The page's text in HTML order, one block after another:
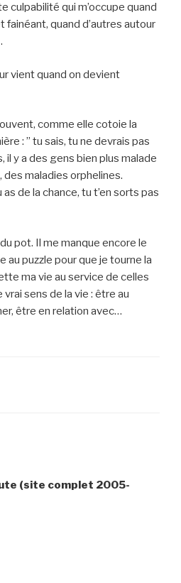
culpabilité qui m’occupe quand
fainéant, quand d’autres autour
vient quand on devient
comme elle cotoie la
: ” tu sais, tu ne devrais pas
y a des gens bien plus malade
maladies orphelines.
de la chance, tu t’en sorts pas
pot. Il me manque encore le
au puzzle pour que je tourne la
ma vie au service de celles
vrai sens de la vie : être au
être en relation avec…
(site complet 2005-